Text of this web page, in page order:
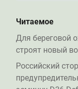
Читаемое
Для береговой
строят новый
Российский